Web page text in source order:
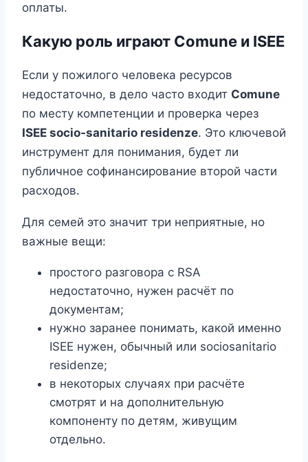
оплаты.
Какую роль играют Comune и ISEE
Если у пожилого человека ресурсов
недостаточно, в дело часто входит Comune
по месту компетенции и проверка через
ISEE socio-sanitario residenze. Это ключевой
инструмент для понимания, будет ли
публичное софинансирование второй части
расходов.
Для семей это значит три неприятные, но
важные вещи:
простого разговора с RSA
недостаточно, нужен расчёт по
документам;
нужно заранее понимать, какой именно
ISEE нужен, обычный или sociosanitario
residenze;
в некоторых случаях при расчёте
смотрят и на дополнительную
компоненту по детям, живущим
отдельно.